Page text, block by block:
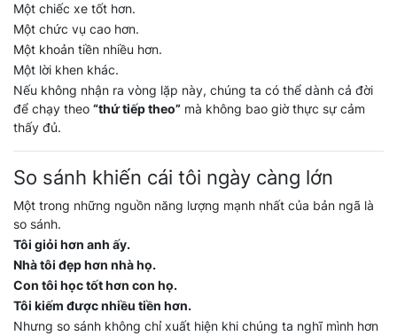
Một chiếc xe tốt hơn.
Một chức vụ cao hơn.
Một khoản tiền nhiều hơn.
Một lời khen khác.
Nếu không nhận ra vòng lặp này, chúng ta có thể dành cả đời
để chạy theo “thứ tiếp theo” mà không bao giờ thực sự cảm
thấy đủ.
So sánh khiến cái tôi ngày càng lớn
Một trong những nguồn năng lượng mạnh nhất của bản ngã là
so sánh.
Tôi giỏi hơn anh ấy.
Nhà tôi đẹp hơn nhà họ.
Con tôi học tốt hơn con họ.
Tôi kiếm được nhiều tiền hơn.
Nhưng so sánh không chỉ xuất hiện khi chúng ta nghĩ mình hơn